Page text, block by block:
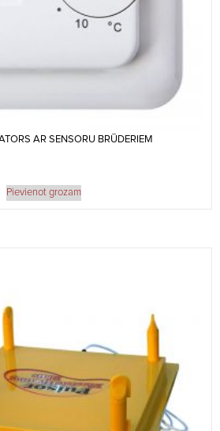
AR SENSORU BRŪDERIEM
Pievienot grozam